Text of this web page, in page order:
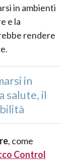
in ambienti
e la
rendere
in
salute, il
, come
Control